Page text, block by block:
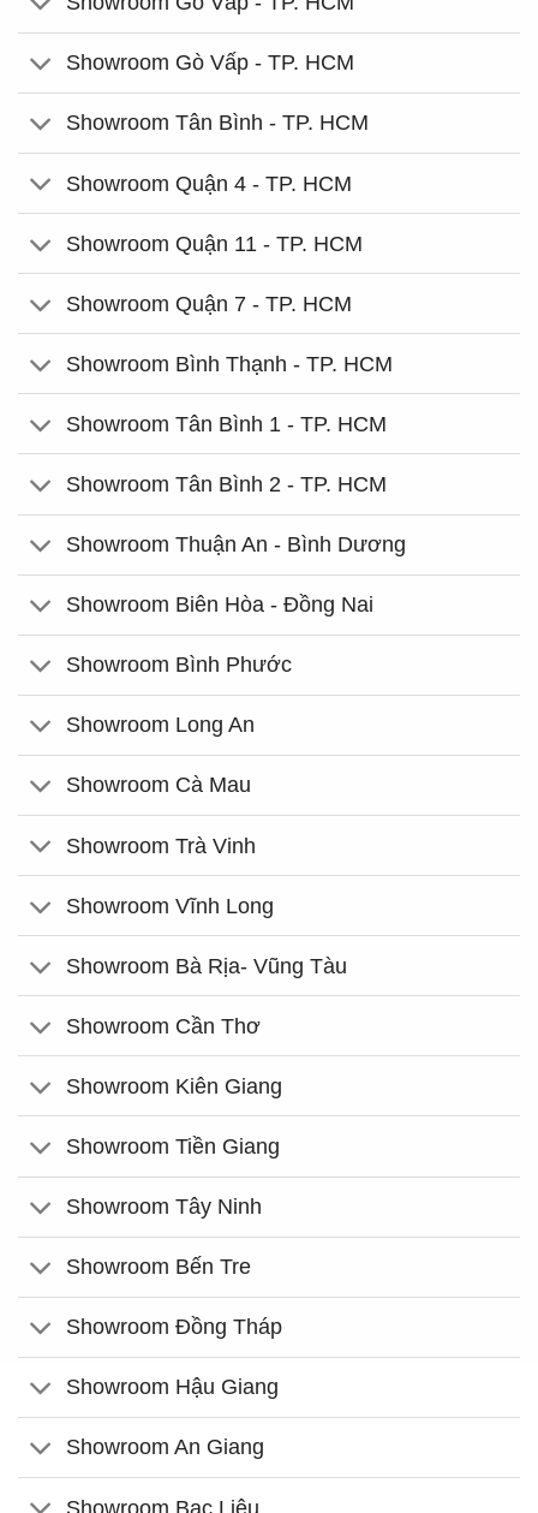
Showroom Gò Vấp - TP. HCM
Showroom Tân Bình - TP. HCM
Showroom Quận 4 - TP. HCM
Showroom Quận 11 - TP. HCM
Showroom Quận 7 - TP. HCM
Showroom Bình Thạnh - TP. HCM
Showroom Tân Bình 1 - TP. HCM
Showroom Tân Bình 2 - TP. HCM
Showroom Thuận An - Bình Dương
Showroom Biên Hòa - Đồng Nai
Showroom Bình Phước
Showroom Long An
Showroom Cà Mau
Showroom Trà Vinh
Showroom Vĩnh Long
Showroom Bà Rịa- Vũng Tàu
Showroom Cần Thơ
Showroom Kiên Giang
Showroom Tiền Giang
Showroom Tây Ninh
Showroom Bến Tre
Showroom Đồng Tháp
Showroom Hậu Giang
Showroom An Giang
Showroom Bạc Liêu